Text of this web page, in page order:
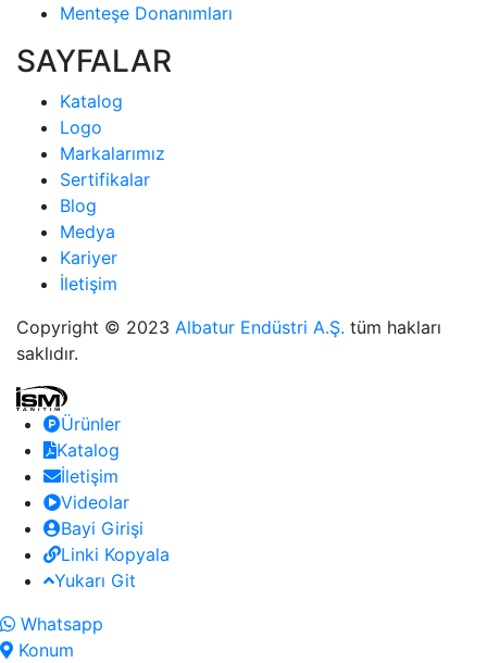
Menteşe Donanımları
SAYFALAR
Katalog
Logo
Markalarımız
Sertifikalar
Blog
Medya
Kariyer
İletişim
Copyright © 2023 Albatur Endüstri A.Ş. tüm hakları
saklıdır.
Ürünler
Katalog
İletişim
Videolar
Bayi Girişi
Linki Kopyala
Yukarı Git
Whatsapp
Konum